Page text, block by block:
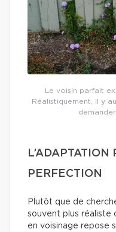
Le voisin parfait
Réalistiquement, il y
PERFECTION
Plutôt que de
souvent plus réaliste
en voisinage repose